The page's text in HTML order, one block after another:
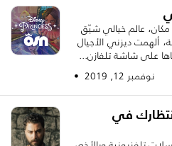
عالم خيالي شيّق
ألهمت ديزني الأجيال
على شاشة تلفازن...
نوفمبر 12, 2019 •
في